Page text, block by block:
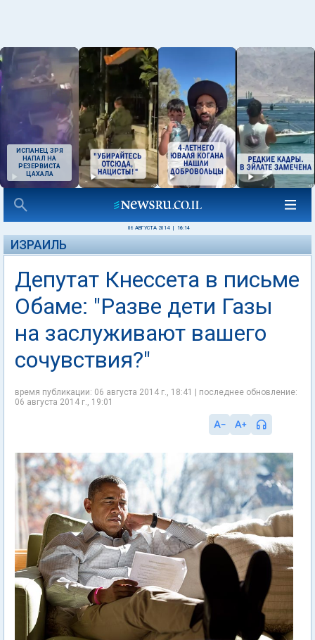
ИСПАНЕЦ ЗРЯ
НАПАЛ НА
РЕЗЕРВИСТА
ЦАХАЛА
06 АВГУСТА 2014 16:14
ИЗРАИЛЬ
Депутат Кнессета в письме
Обаме: "Разве дети Газы
на заслуживают вашего
сочувствия?"
время публикации: 06 августа 2014 г., 18:41 | последнее обновление:
06 августа 2014 г., 19:01